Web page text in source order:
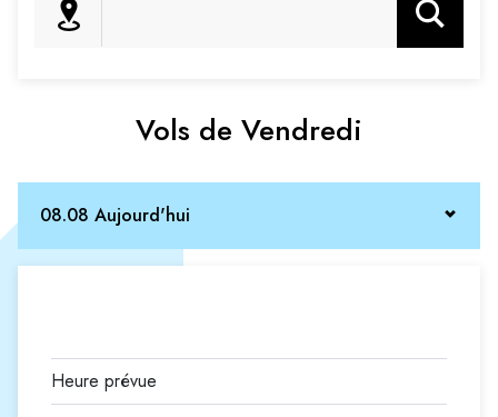
Rechercher
Vols de Vendredi
08.08 Aujourd'hui